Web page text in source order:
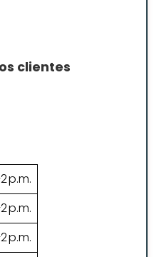
clientes
p.m.
p.m.
p.m.